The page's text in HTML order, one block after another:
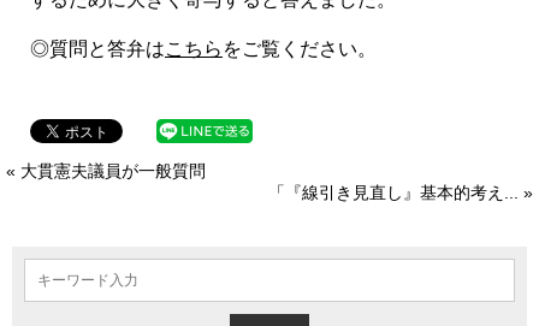
◎質問と答弁はこちら をご覧ください。
« 大貫憲夫議員が一般質問
「『線引き見直し』基本的考え... »